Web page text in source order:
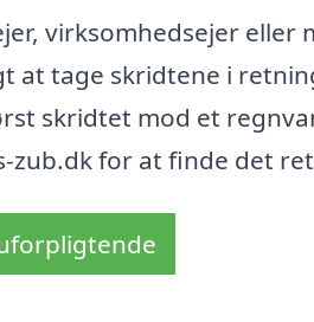
virksomhedsejer eller
at tage skridtene i
skridtet mod et
zub.dk for at finde det